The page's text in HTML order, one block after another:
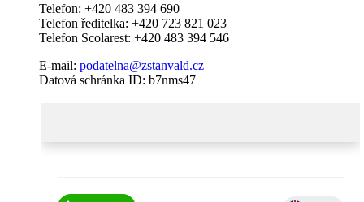
Telefon: +420 483 394 690
Telefon ředitelka: +420 723 821 023
Telefon Scolarest: +420 483 394 546
E-mail: podatelna@zstanvald.cz
Datová schránka ID: b7nms47